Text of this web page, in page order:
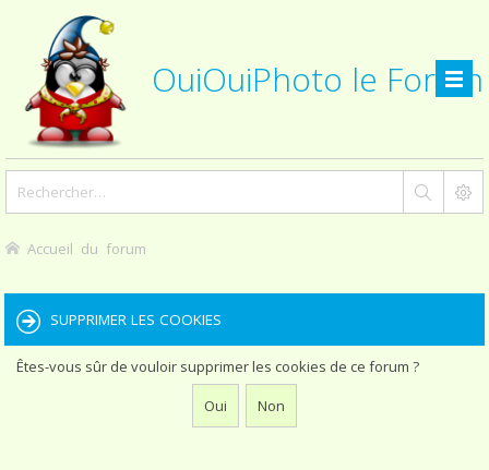
OuiOuiPhoto le Forum
Accueil du forum
SUPPRIMER LES COOKIES
Êtes-vous sûr de vouloir supprimer les cookies de ce forum ?